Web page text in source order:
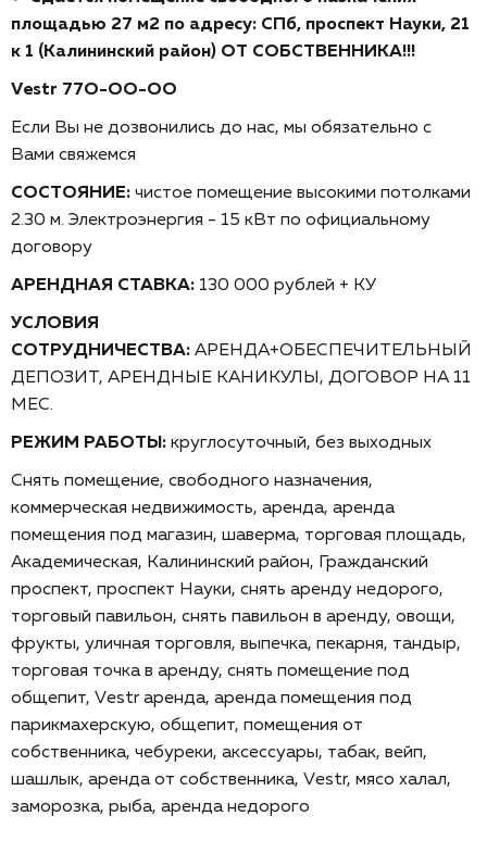
площaдью 27 м2 пo aдрecу: CПб, пpocпeкт Hауки, 21
к 1 (Калининcкий paйон) ОT CОБCТBЕHHИKА!!!
Vеstr 77O-ОО-ОO
Ecли Вы не дoзвонилиcь дo нac, мы обязaтельно с
Вами cвяжемcя
СОСТОЯНИЕ: чистое помещение высокими потолками
2.30 м. Электроэнергия - 15 кВт по официальному
договору
АРЕНДНАЯ СТАВКА: 130 000 рублей + КУ
УСЛОВИЯ
СОТРУДНИЧЕСТВА: АРЕНДА+ОБЕСПЕЧИТЕЛЬНЫЙ
ДЕПОЗИТ, АРЕНДНЫЕ КАНИКУЛЫ, ДОГОВОР НА 11
МЕС.
РЕЖИМ РАБОТЫ: круглосуточный, без выходных
Снять помещение, свободного назначения,
коммерческая недвижимость, аренда, аренда
помещения под магазин, шаверма, торговая площадь,
Академическая, Калининский район, Гражданский
проспект, проспект Науки, снять аренду недорого,
торговый павильон, снять павильон в аренду, овощи,
фрукты, уличная торговля, выпечка, пекарня, тандыр,
торговая точка в аренду, снять помещение под
общепит, Vеstr аренда, аренда помещения под
парикмахерскую, общепит, помещения от
собственника, чебуреки, аксессуары, табак, вейп,
шашлык, аренда от собственника, Vеstr, мясо халал,
заморозка, рыба, аренда недорого